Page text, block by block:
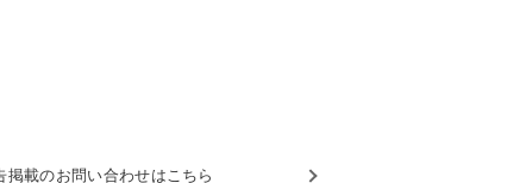
掲載のお問い合わせはこちら